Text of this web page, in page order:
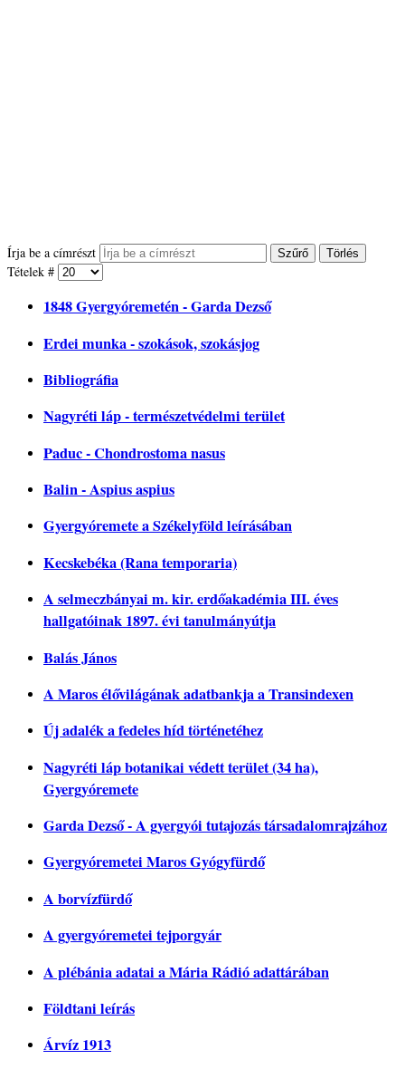
Írja be a címrészt Szűrő Törlés
Tételek #
1848 Gyergyóremetén - Garda Dezső
Erdei munka - szokások, szokásjog
Bibliográfia
Nagyréti láp - természetvédelmi terület
Paduc - Chondrostoma nasus
Balin - Aspius aspius
Gyergyóremete a Székelyföld leírásában
Kecskebéka (Rana temporaria)
A selmeczbányai m. kir. erdőakadémia III. éves
hallgatóinak 1897. évi tanulmányútja
Balás János
A Maros élővilágának adatbankja a Transindexen
Új adalék a fedeles híd történetéhez
Nagyréti láp botanikai védett terület (34 ha),
Gyergyóremete
Garda Dezső - A gyergyói tutajozás társadalomrajzához
Gyergyóremetei Maros Gyógyfürdő
A borvízfürdő
A gyergyóremetei tejporgyár
A plébánia adatai a Mária Rádió adattárában
Földtani leírás
Árvíz 1913